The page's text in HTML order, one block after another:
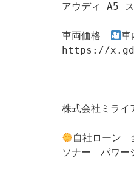
アウディ A5
車両価格
https://
株式会社ミライ
自社ローン
ソナー　パワ